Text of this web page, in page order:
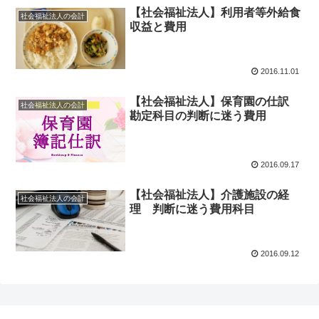
社会福祉法人の会計
【社会福祉法人】利用者等外給食
収益と費用
2016.11.01
社会福祉法人の会計
【社会福祉法人】保育園の仕訳
勘定科目の判断に迷う費用
2016.09.17
社会福祉法人の会計
【社会福祉法人】介護施設の経
理 判断に迷う費用科目
2016.09.12